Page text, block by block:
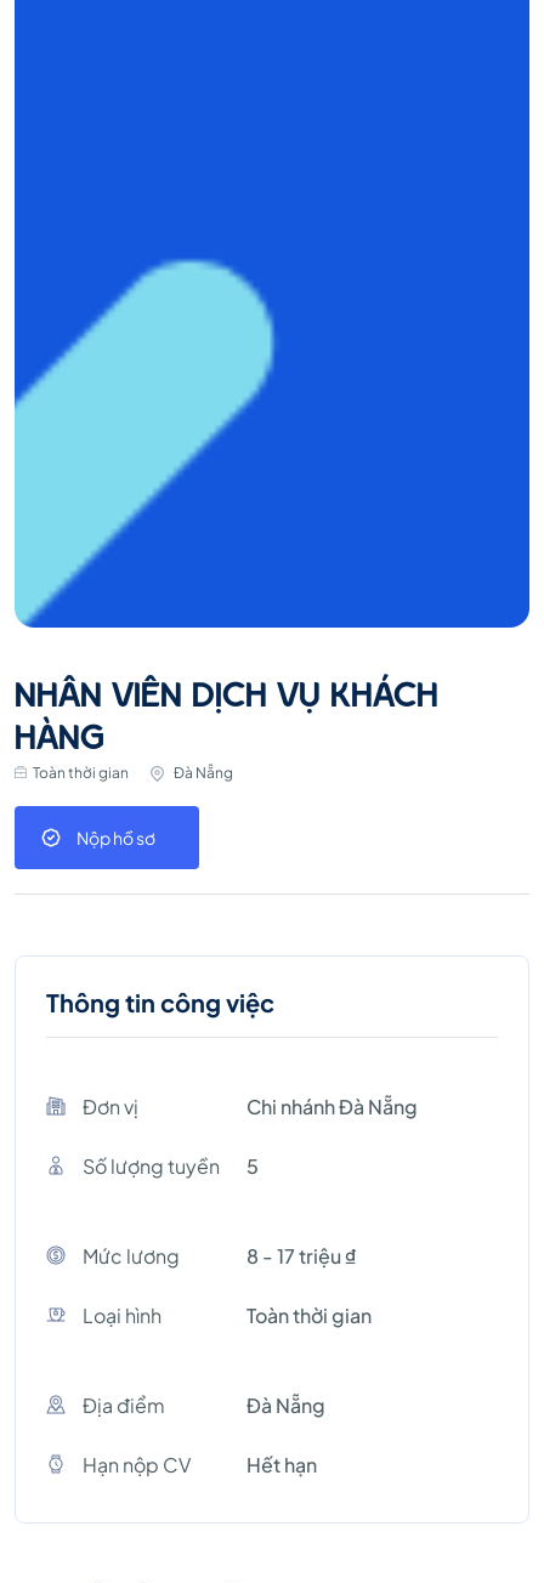
NHÂN VIÊN DỊCH VỤ KHÁCH
HÀNG
Toàn thời gian Đà Nẵng
Nộp hồ sơ
Thông tin công việc
Đơn vị Chi nhánh Đà Nẵng
Số lượng tuyền 5
Mức lương 8 - 17 triệu ₫
Loại hình Toàn thời gian
Địa điểm Đà Nẵng
Hạn nộp CV Hết hạn